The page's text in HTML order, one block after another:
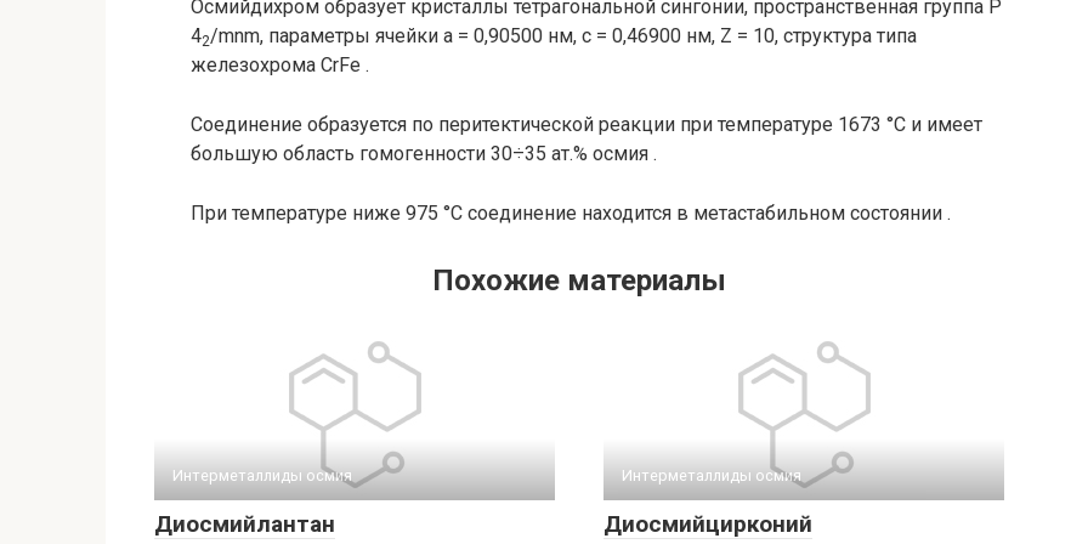
Осмийдихром образует кристаллы тетрагональной сингонии, пространственная группа P
42/mnm, параметры ячейки a = 0,90500 нм, c = 0,46900 нм, Z = 10, структура типа
железохрома CrFe .
Соединение образуется по перитектической реакции при температуре 1673 °С и имеет
большую область гомогенности 30÷35 ат.% осмия .
При температуре ниже 975 °С соединение находится в метастабильном состоянии .
Похожие материалы
Интерметаллиды осмия‎
Диосмийлантан
Интерметаллиды осмия‎
Диосмийцирконий